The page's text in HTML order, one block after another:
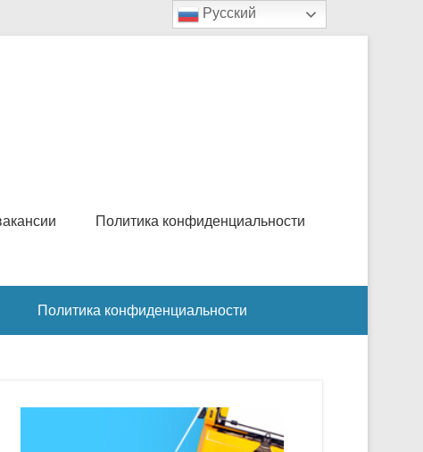
Политика конфиденциальности
Политика конфиденциальности
Русский